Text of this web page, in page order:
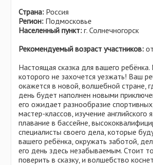
Свердловская область
Смоленская область
Тверская область
Ульяновская область
Удмуртия
Хабаровский край
Челябинская область
Чувашия
Ярославская область
Сербия
Сингапур
Словакия
Тунис
Турция
Украина
Финляндия
Хорватия
Черногория
Чехия
Страна: Россия
Регион: Подмосковье
Населенный пункт: г. Солнечногорск
Рекомендуемый возраст участников:
Настоящая сказка для вашего ребёнка.
которого не захочется уезжать! Ваш
окажется в новой, волшебной стране,
день будет наполнен новыми
его ожидает разнообразие
мастер-классов, изучение английского
плавание в бассейне,
специалисты своего дела, которые
вашего ребёнка, окружать заботой,
его день здесь незабываемым. Стоит
поверить в сказку, и волшебство